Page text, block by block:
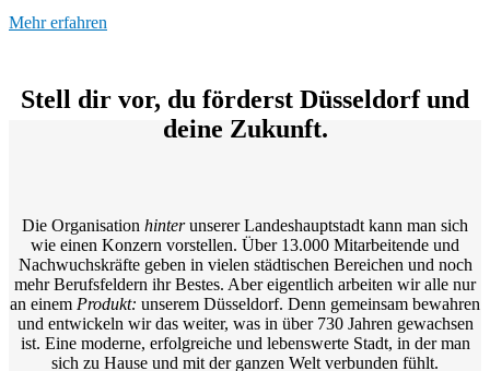
Mehr erfahren
Stell dir vor, du förderst Düsseldorf und
deine Zukunft.
Die Organisation hinterunserer Landeshauptstadt kann man sich
wie einen Konzern vorstellen. Über 13.000 Mitarbeitende und
Nachwuchskräfte geben in vielen städtischen Bereichen und noch
mehr Berufsfeldern ihr Bestes. Aber eigentlich arbeiten wir alle nur
an einem Produkt: unserem Düsseldorf. Denn gemeinsam bewahren
und entwickeln wir das weiter, was in über 730 Jahren gewachsen
ist. Eine moderne, erfolgreiche und lebenswerte Stadt, in der man
sich zu Hause und mit der ganzen Welt verbunden fühlt.